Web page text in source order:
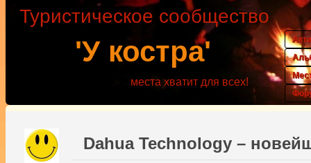
'У костра'
Туристическое сообщество
места хватит для всех!
Dahua Technology –